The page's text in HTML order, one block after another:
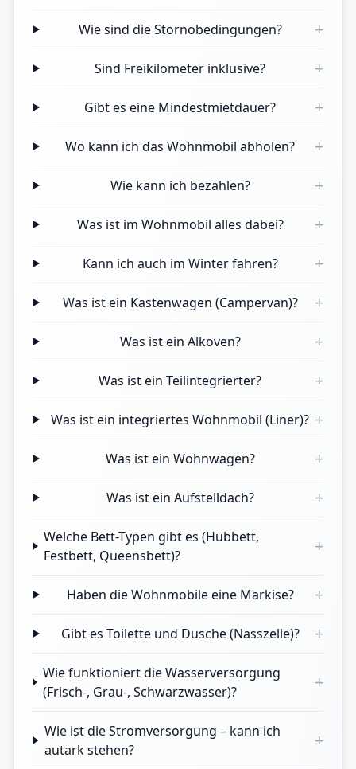
Wie sind die Stornobedingungen? +
Sind Freikilometer inklusive? +
Gibt es eine Mindestmietdauer? +
Wo kann ich das Wohnmobil abholen? +
Wie kann ich bezahlen? +
Was ist im Wohnmobil alles dabei? +
Kann ich auch im Winter fahren? +
Was ist ein Kastenwagen (Campervan)? +
Was ist ein Alkoven? +
Was ist ein Teilintegrierter? +
Was ist ein integriertes Wohnmobil (Liner)? +
Was ist ein Wohnwagen? +
Was ist ein Aufstelldach? +
Welche Bett-Typen gibt es (Hubbett,
Festbett, Queensbett)?
+
Haben die Wohnmobile eine Markise? +
Gibt es Toilette und Dusche (Nasszelle)? +
Wie funktioniert die Wasserversorgung
(Frisch-, Grau-, Schwarzwasser)?
+
Wie ist die Stromversorgung – kann ich
autark stehen?
+